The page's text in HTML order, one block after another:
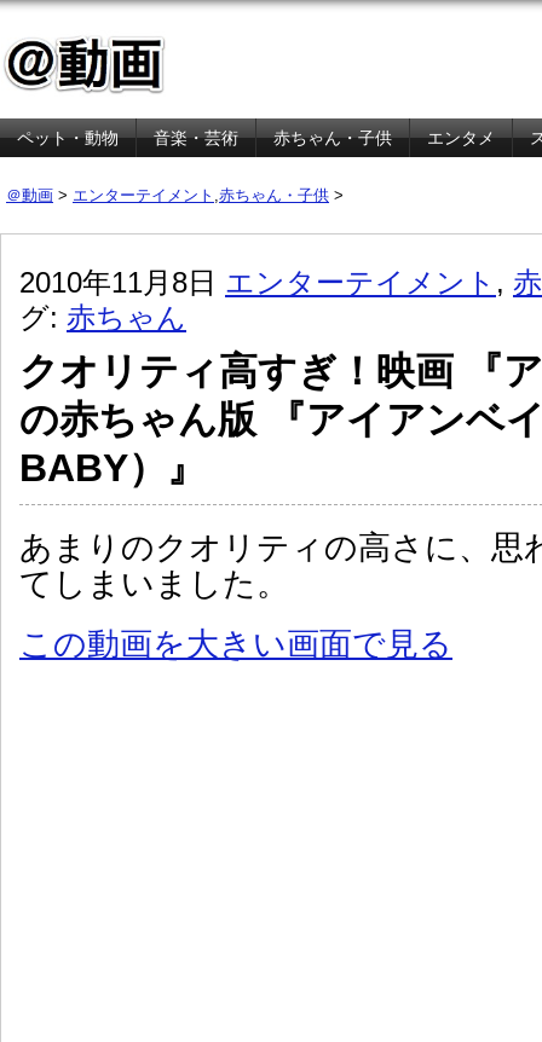
ペット・動物 音楽・芸術 赤ちゃん・子供 エンタメ
＠動画 > エンターテイメント ,赤ちゃん・子供 >
2010年11月8日 エンターテイメント ,
グ: 赤ちゃん
クオリティ高すぎ！映画 『
の赤ちゃん版 『アイアンベ
BABY）』
あまりのクオリティの高さに、思
てしまいました。
この動画を大きい画面で見る